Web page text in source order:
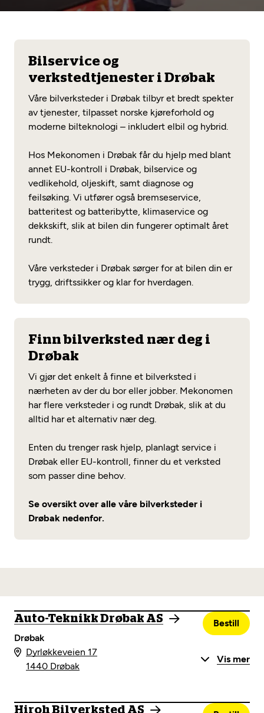
Mekonomen Bilkonto
Les mer
Mekonomen Fleet
Les mer
Nybilgaranti og fabrikkgaranti
Bilservice og
verkstedtjenester i Drøbak
Våre bilverksteder i Drøbak tilbyr et bredt spekter
av tjenester, tilpasset norske kjøreforhold og
moderne bilteknologi – inkludert elbil og hybrid.
Hos Mekonomen i Drøbak får du hjelp med blant
annet EU-kontroll i Drøbak, bilservice og
vedlikehold, oljeskift, samt diagnose og
feilsøking. Vi utfører også bremseservice,
batteritest og batteribytte, klimaservice og
dekkskift, slik at bilen din fungerer optimalt året
rundt.
Våre verksteder i Drøbak sørger for at bilen din er
trygg, driftssikker og klar for hverdagen.
Finn bilverksted nær deg i
Drøbak
Vi gjør det enkelt å finne et bilverksted i
nærheten av der du bor eller jobber. Mekonomen
har flere verksteder i og rundt Drøbak, slik at du
alltid har et alternativ nær deg.
Enten du trenger rask hjelp, planlagt service i
Drøbak eller EU-kontroll, finner du et verksted
som passer dine behov.
Se oversikt over alle våre bilverksteder i
Drøbak nedenfor.
Auto-Teknikk Drøbak AS
Drøbak
Bestill
Dyrløkkeveien 17
1440 Drøbak
Vis mer
Hiroh Bilverksted AS